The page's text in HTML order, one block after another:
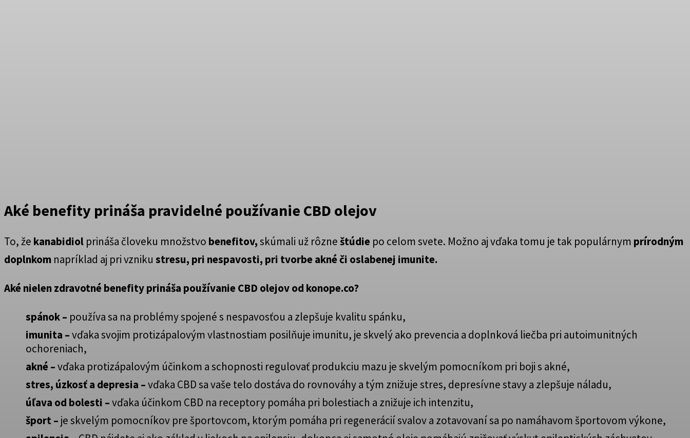
Aké benefity prináša pravidelné používanie CBD olejov
To, že kanabidiol prináša človeku množstvo benefitov,skúmali už rôzneštúdie po celom svete. Možno aj vďaka tomu je tak populárnym prírodným
doplnkom napríklad aj pri vzniku stresu, pri nespavosti, pri tvorbe akné či oslabenej imunite.
Aké nielen zdravotné benefity prináša používanie CBD olejov od konope.co?
spánok – používa sa na problémy spojené s nespavosťou a zlepšuje kvalitu spánku,
imunita –vďaka svojim protizápalovým vlastnostiam posilňuje imunitu, je skvelý ako prevencia a doplnková liečba pri autoimunitných
ochoreniach,
akné –vďaka protizápalovým účinkom a schopnosti regulovať produkciu mazu je skvelým pomocníkom pri boji s akné,
stres, úzkosť a depresia –vďaka CBD sa vaše telo dostáva do rovnováhy a tým znižuje stres, depresívne stavy a zlepšuje náladu,
úľava od bolesti –vďaka účinkom CBD na receptory pomáha pri bolestiach a znižuje ich intenzitu,
šport – je skvelým pomocníkov pre športovcom, ktorým pomáha pri regenerácií svalov a zotavovaní sa po namáhavom športovom výkone,